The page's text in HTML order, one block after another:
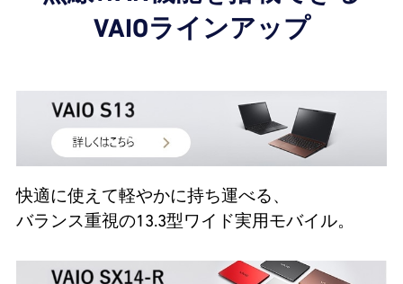
VAIOラインアップ
快適に使えて軽やかに持ち運べる、
バランス重視の13.3型ワイド実用モバイル。